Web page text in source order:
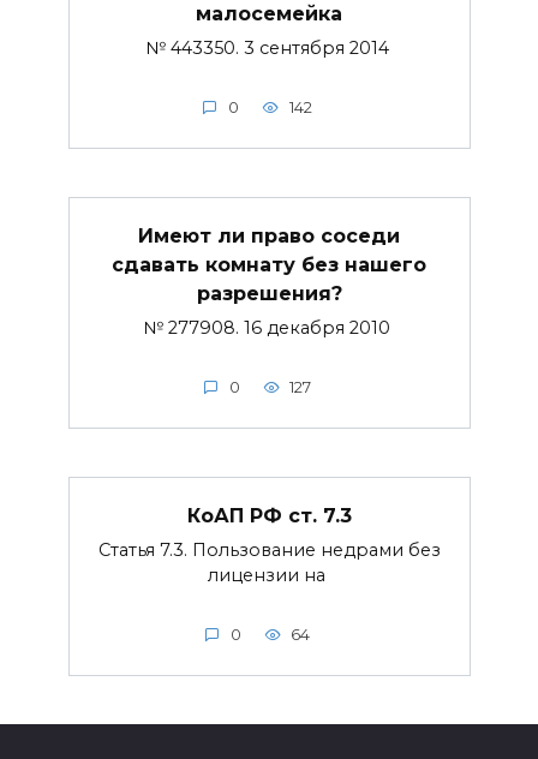
малосемейка
№ 443350. 3 сентября 2014
0 142
Имеют ли право соседи
сдавать комнату без нашего
разрешения?
№ 277908. 16 декабря 2010
0 127
КоАП РФ ст. 7.3
Статья 7.3. Пользование недрами без
лицензии на
0 64